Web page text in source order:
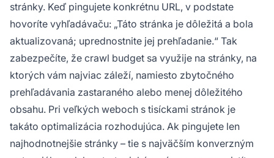
stránky. Keď pingujete konkrétnu URL, v podstate
hovoríte vyhľadávaču: „Táto stránka je dôležitá a bola
aktualizovaná; uprednostnite jej prehľadanie.“ Tak
zabezpečíte, že crawl budget sa využije na stránky, na
ktorých vám najviac záleží, namiesto zbytočného
prehľadávania zastaraného alebo menej dôležitého
obsahu. Pri veľkých weboch s tisíckami stránok je
takáto optimalizácia rozhodujúca. Ak pingujete len
najhodnotnejšie stránky – tie s najväčším konverzným